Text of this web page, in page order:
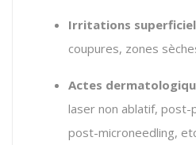
Irritations
coupures, zones
Actes
laser non ablatif, post-
post-microneedling,